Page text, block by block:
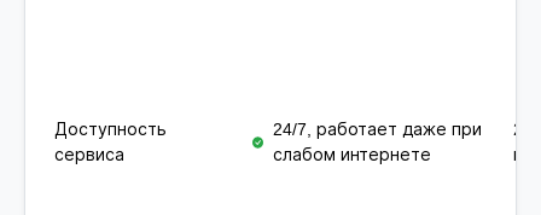
Доступность
сервиса
24/7, работает даже при
слабом интернете